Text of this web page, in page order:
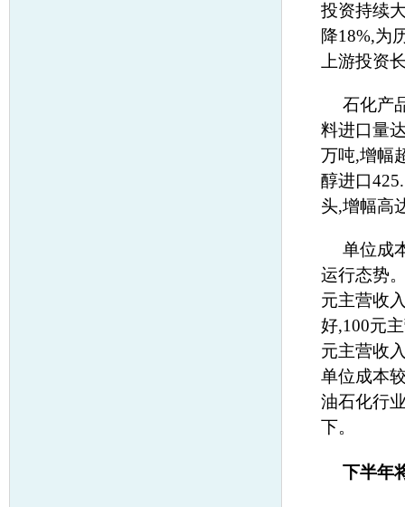
投资持续
降18%,为
上游投资
石化产
料进口量
万吨,增幅
醇进口
头,增幅高
单位成
运行态势
元主营收
好,100元
元主营收
单位成本
油石化行
下。
下半年